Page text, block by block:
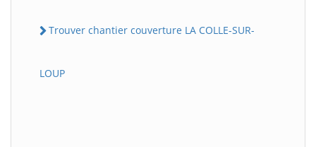
Trouver chantier couverture LA COLLE-SUR-
LOUP